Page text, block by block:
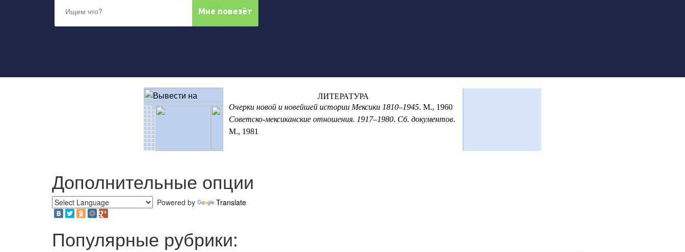
ЛИТЕРАТУРА
Очерки новой и новейшей истории Мексики 1810–1945. М., 1960
Советско-мексиканские отношения. 1917–1980. Сб. документов.
М., 1981
Дополнительные опции
Powered by Translate
Популярные рубрики: